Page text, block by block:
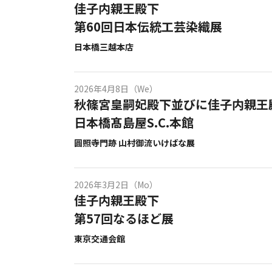
佳子内親王殿下
第60回日本伝統工芸染織展
日本橋三越本店
2026年4月8日（We）
秋篠宮皇嗣妃殿下並びに佳子内親王
日本橋髙島屋S.C.本館
圓照寺門跡 山村御流いけばな展
2026年3月2日（Mo）
佳子内親王殿下
第57回なるほど展
東京交通会館